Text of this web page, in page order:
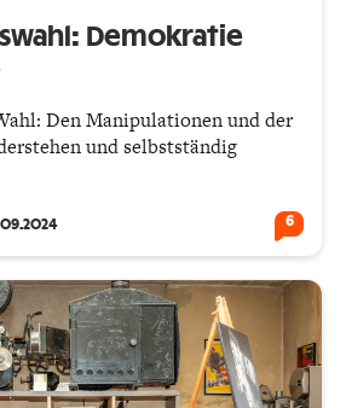
Demokratie
Den Manipulationen und der
und selbstständig
6